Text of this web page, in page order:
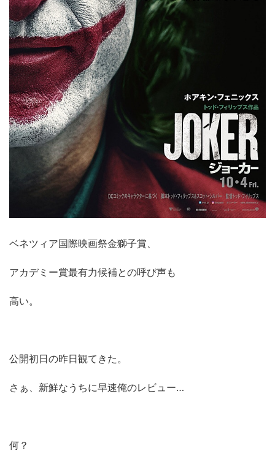
ベネツィア国際映画祭金獅子賞、
アカデミー賞最有力候補との呼び声も
高い。
公開初日の昨日観てきた。
さぁ、新鮮なうちに早速俺のレビュー…
何？